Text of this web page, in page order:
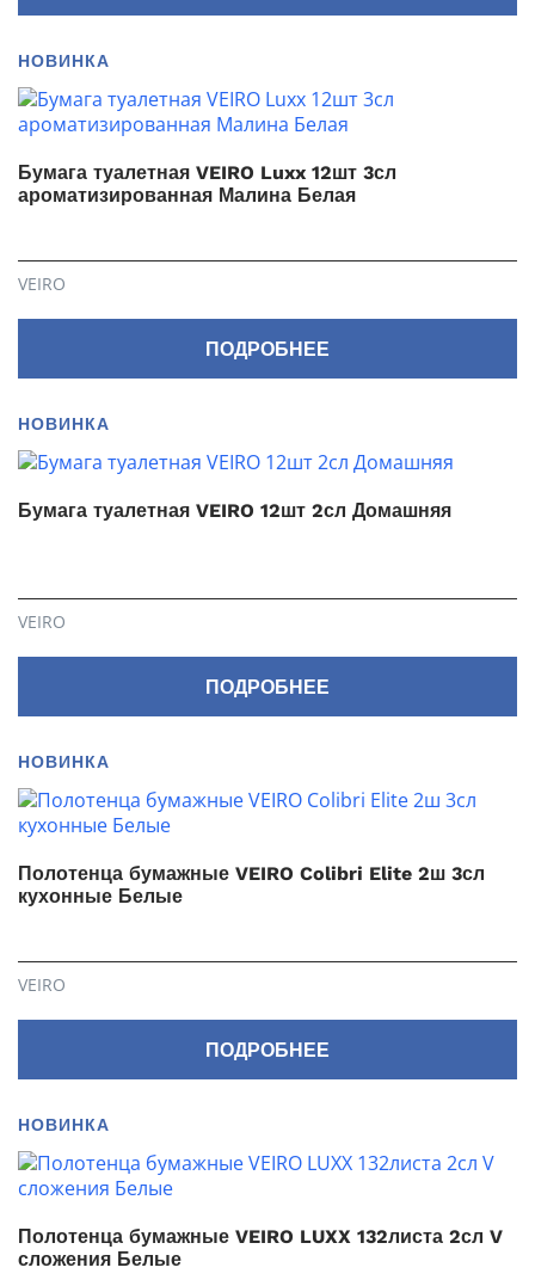
НОВИНКА
Бумага туалетная VEIRO Luxx 12шт 3сл
ароматизированная Малина Белая
VEIRO
ПОДРОБНЕЕ
НОВИНКА
Бумага туалетная VEIRO 12шт 2сл Домашняя
VEIRO
ПОДРОБНЕЕ
НОВИНКА
Полотенца бумажные VEIRO Colibri Elite 2ш 3сл
кухонные Белые
VEIRO
ПОДРОБНЕЕ
НОВИНКА
Полотенца бумажные VEIRO LUXX 132листа 2сл V
сложения Белые